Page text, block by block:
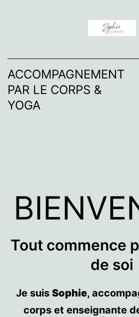
ACCOMPAGNEMENT
PAR LE CORPS &
YOGA
Tout commence
de soi
Je suis Sophie,
corps et enseignante